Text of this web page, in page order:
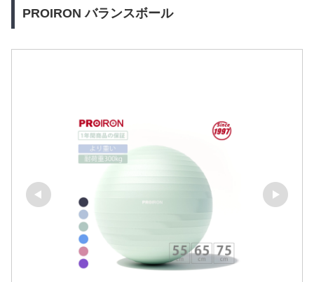
PROIRON バランスボール